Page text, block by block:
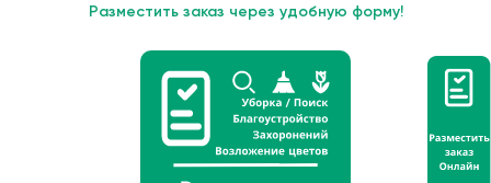
Разместить заказ через удобную форму!